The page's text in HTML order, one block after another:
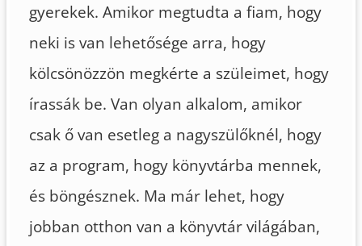
gyerekek. Amikor megtudta a fiam, hogy
neki is van lehetősége arra, hogy
kölcsönözzön megkérte a szüleimet, hogy
írassák be. Van olyan alkalom, amikor
csak ő van esetleg a nagyszülőknél, hogy
az a program, hogy könyvtárba mennek,
és böngésznek. Ma már lehet, hogy
jobban otthon van a könyvtár világában,